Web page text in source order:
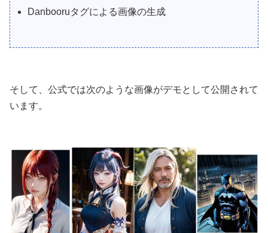
Danbooruタグによる画像の生成
そして、公式では次のような画像がデモとして公開されて
います。